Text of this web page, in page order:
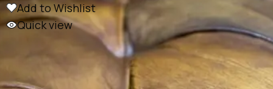
Add to Wishlist
Quick view